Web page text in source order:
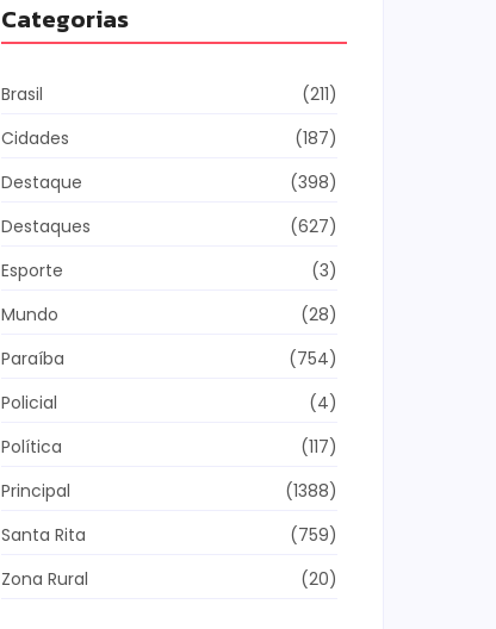
Categorias
Brasil
(211)
Cidades
(187)
Destaque
(398)
Destaques
(627)
Esporte
(3)
Mundo
(28)
Paraíba
(754)
Policial
(4)
Política
(117)
Principal
(1388)
Santa Rita
(759)
Zona Rural
(20)